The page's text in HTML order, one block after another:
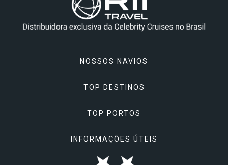
NOSSOS NAVIOS
Celebrity Apex
Celebrity Ascent
Celebrity Beyond
Celebrity Constellation
TOP DESTINOS
Alasca
Ásia
Caribe & Bahamas
TOP PORTOS
Atenas, Grécia
INFORMAÇÕES ÚTEIS